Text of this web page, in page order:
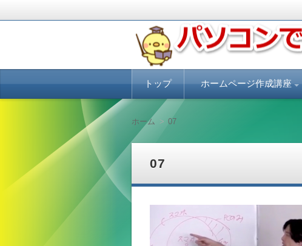
ぴよふぁくとりぃ
パソコンにUbuntuをインストールし
ン
トップ ホームページ作成講座
ホーム 07
07